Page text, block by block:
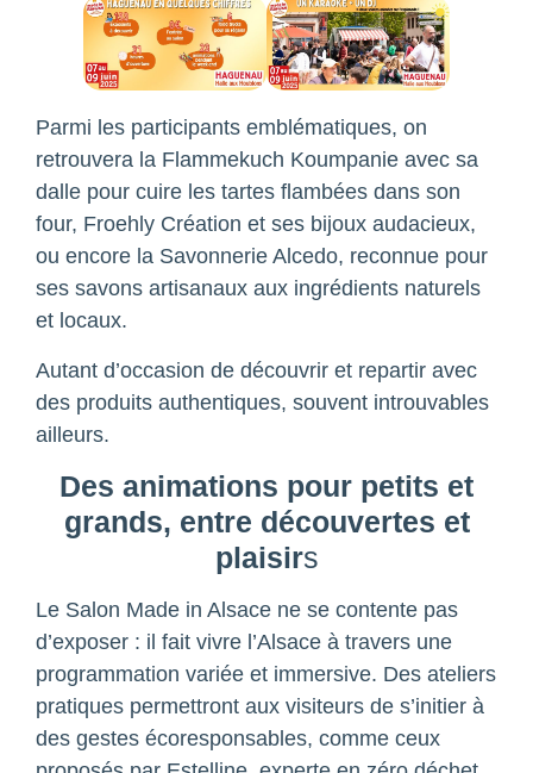
Parmi les participants emblématiques, on
retrouvera la Flammekuch Koumpanie avec sa
dalle pour cuire les tartes flambées dans son
four, Froehly Création et ses bijoux audacieux,
ou encore la Savonnerie Alcedo, reconnue pour
ses savons artisanaux aux ingrédients naturels
et locaux.
Autant d’occasion de découvrir et repartir avec
des produits authentiques, souvent introuvables
ailleurs.
Des animations pour petits et
grands, entre découvertes et
plaisirs
Le Salon Made in Alsace ne se contente pas
d’exposer : il fait vivre l’Alsace à travers une
programmation variée et immersive. Des ateliers
pratiques permettront aux visiteurs de s’initier à
des gestes écoresponsables, comme ceux